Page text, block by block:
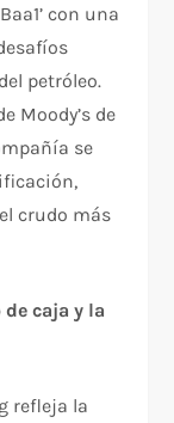
con una
petróleo.
Moody’s de
se
crudo más
caja y la
refleja la